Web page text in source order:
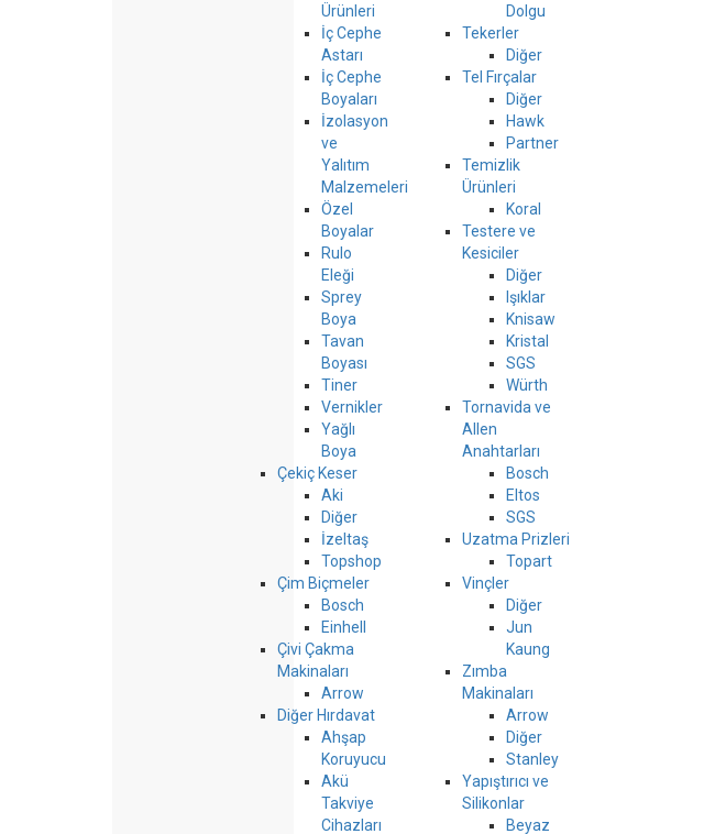
Ürünleri
İç Cephe
Astarı
İç Cephe
Boyaları
İzolasyon
ve
Yalıtım
Malzemeleri
Özel
Boyalar
Rulo
Eleği
Sprey
Boya
Tavan
Boyası
Tiner
Vernikler
Yağlı
Boya
Çekiç Keser
Aki
Diğer
İzeltaş
Topshop
Çim Biçmeler
Bosch
Einhell
Çivi Çakma
Makinaları
Arrow
Diğer Hırdavat
Ahşap
Koruyucu
Akü
Takviye
Cihazları
Dolgu
Tekerler
Diğer
Tel Fırçalar
Diğer
Hawk
Partner
Temizlik
Ürünleri
Koral
Testere ve
Kesiciler
Diğer
Işıklar
Knisaw
Kristal
SGS
Würth
Tornavida ve
Allen
Anahtarları
Bosch
Eltos
SGS
Uzatma Prizleri
Topart
Vinçler
Diğer
Jun
Kaung
Zımba
Makinaları
Arrow
Diğer
Stanley
Yapıştırıcı ve
Silikonlar
Beyaz